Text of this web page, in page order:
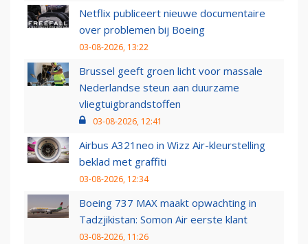
Netflix publiceert nieuwe documentaire
over problemen bij Boeing
03-08-2026, 13:22
Brussel geeft groen licht voor massale
Nederlandse steun aan duurzame
vliegtuigbrandstoffen
03-08-2026, 12:41
Airbus A321neo in Wizz Air-kleurstelling
beklad met graffiti
03-08-2026, 12:34
Boeing 737 MAX maakt opwachting in
Tadzjikistan: Somon Air eerste klant
03-08-2026, 11:26